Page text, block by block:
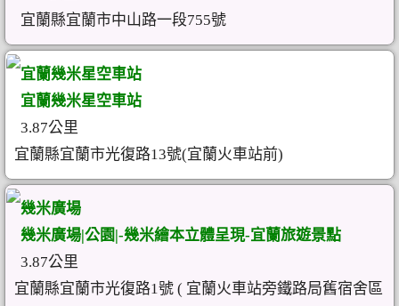
宜蘭縣宜蘭市中山路一段755號
宜蘭幾米星空車站
宜蘭幾米星空車站
3.87公里
宜蘭縣宜蘭市光復路13號(宜蘭火車站前)
幾米廣場
幾米廣場|公園|-幾米繪本立體呈現-宜蘭旅遊景點
3.87公里
宜蘭縣宜蘭市光復路1號 ( 宜蘭火車站旁鐵路局舊宿舍區